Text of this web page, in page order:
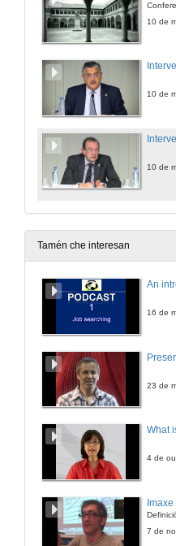
10 de
10 de
10 de
Tamén che interesan
16 de
23 de
What
4 de
7 de